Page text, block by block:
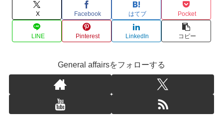
X Facebook はてブ Pocket
LINE Pinterest LinkedIn コピー
General affairsをフォローする